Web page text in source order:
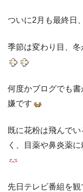
ついに2月も最終日
季節は変わり目、
何度かブログでも
嫌です
既に花粉は飛んで
く、目薬や鼻炎薬
先日テレビ番組を